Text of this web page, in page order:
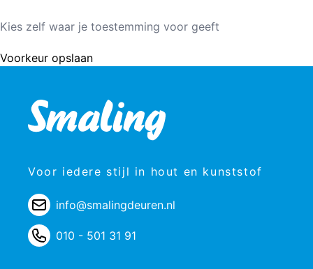
Kies zelf waar je toestemming voor geeft
Voorkeur opslaan
Voor iedere stijl in hout en kunststof
info@smalingdeuren.nl
010 - 501 31 91